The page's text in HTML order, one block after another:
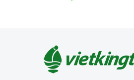
VIETKING TRAVEL -
LỮ HÀNH #1 VIỆT NAM